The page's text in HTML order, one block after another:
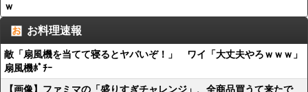
ｗ
お料理速報
敵「扇風機を当てて寝るとヤバいぞ！」 ワイ「大丈夫やろｗｗｗ」
扇風機ﾎﾟﾁｰ
【画像】ファミマの「盛りすぎチャレンジ」、全商品買うて来たで